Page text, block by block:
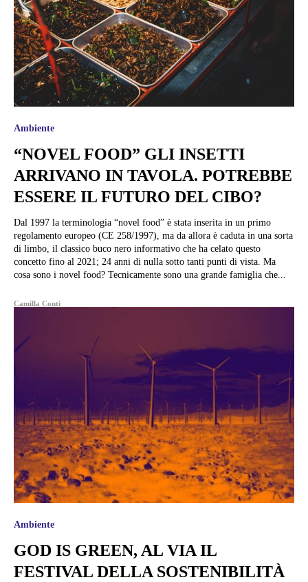
Ambiente
“NOVEL FOOD” GLI INSETTI
ARRIVANO IN TAVOLA. POTREBBE
ESSERE IL FUTURO DEL CIBO?
Dal 1997 la terminologia “novel food” è stata inserita in un primo
regolamento europeo (CE 258/1997), ma da allora è caduta in una sorta
di limbo, il classico buco nero informativo che ha celato questo
concetto fino al 2021; 24 anni di nulla sotto tanti punti di vista. Ma
cosa sono i novel food? Tecnicamente sono una grande famiglia che...
Camilla Conti
Ambiente
GOD IS GREEN, AL VIA IL
FESTIVAL DELLA SOSTENIBILITÀ